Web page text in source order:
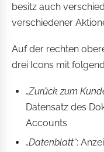
besitz auch
verschiedener
Auf der rechten
drei Icons mit
„Zurück zum
Datensatz des
Accounts
„Datenblatt“: